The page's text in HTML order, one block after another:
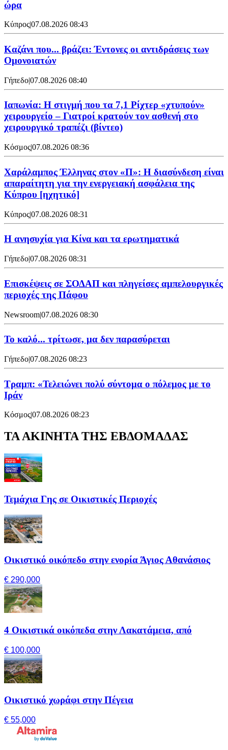
ώρα
Κύπρος|07.08.2026 08:43
Καζάνι που... βράζει: Έντονες οι αντιδράσεις των
Ομονοιατών
Γήπεδο|07.08.2026 08:40
Ιαπωνία: Η στιγμή που τα 7,1 Ρίχτερ «χτυπούν»
χειρουργείο – Γιατροί κρατούν τον ασθενή στο
χειρουργικό τραπέζι (βίντεο)
Κόσμος|07.08.2026 08:36
Χαράλαμπος Έλληνας στον «Π»: Η διασύνδεση είναι
απαραίτητη για την ενεργειακή ασφάλεια της
Κύπρου [ηχητικό]
Κύπρος|07.08.2026 08:31
Η ανησυχία για Κίνα και τα ερωτηματικά
Γήπεδο|07.08.2026 08:31
Επισκέψεις σε ΣΟΔΑΠ και πληγείσες αμπελουργικές
περιοχές της Πάφου
Newsroom|07.08.2026 08:30
Το καλό... τρίτωσε, μα δεν παρασύρεται
Γήπεδο|07.08.2026 08:23
Τραμπ: «Τελειώνει πολύ σύντομα ο πόλεμος με το
Ιράν
Κόσμος|07.08.2026 08:23
ΤΑ ΑΚΙΝΗΤΑ ΤΗΣ ΕΒΔΟΜΑΔΑΣ
Τεμάχια Γης σε Οικιστικές Περιοχές
Οικιστικό οικόπεδο στην ενορία Άγιος Αθανάσιος
€ 290,000
4 Οικιστικά οικόπεδα στην Λακατάμεια, από
€ 100,000
Οικιστικό χωράφι στην Πέγεια
€ 55,000